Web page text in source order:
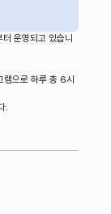
운영되고 있습니
으로 하루 총 6시
.